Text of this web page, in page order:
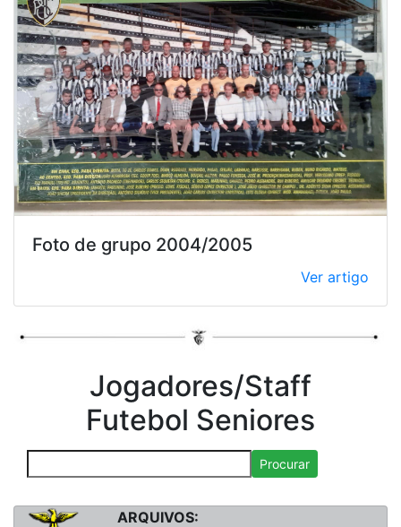
Foto de grupo 2004/2005
Ver artigo
Jogadores/Staff
Futebol Seniores
Procurar
ARQUIVOS: